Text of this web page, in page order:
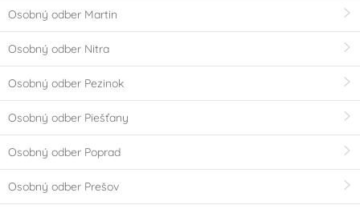
Osobný odber Martin
Osobný odber Nitra
Osobný odber Pezinok
Osobný odber Piešťany
Osobný odber Poprad
Osobný odber Prešov